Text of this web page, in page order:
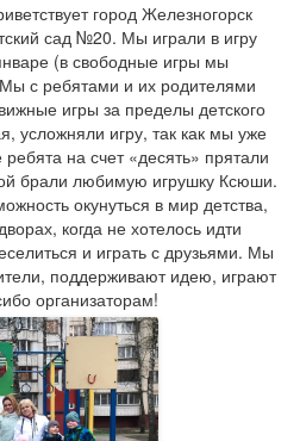
город Железногорск
сад №20. Мы играли в игру
(в свободные игры мы
с ребятами и их родителями
игры за пределы детского
усложняли игру, так как мы уже
на счет «десять» прятали
брали любимую игрушку Ксюши.
окунуться в мир детства,
когда не хотелось идти
и играть с друзьями. Мы
поддерживают идею, играют
организаторам!